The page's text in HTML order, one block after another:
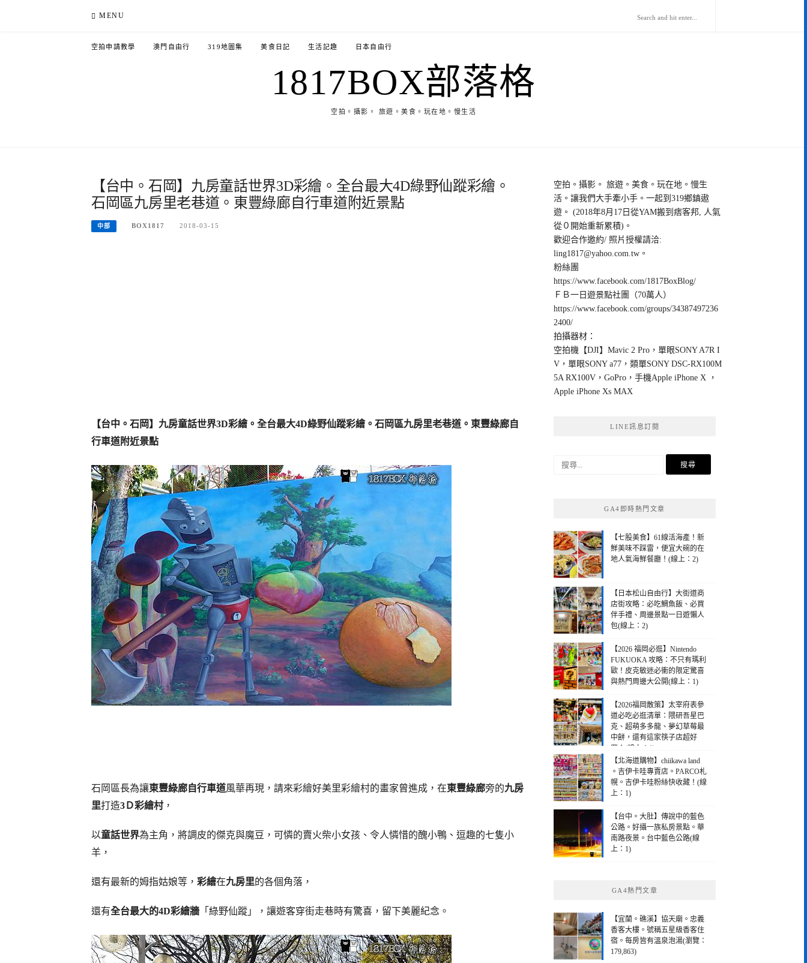
MENU
空拍申請教學 澳門自由行 319地圖集 美食日記 生活記趣 日本自由行
1817BOX部落格
空拍。攝影。 旅遊。美食。玩在地。慢生活
【台中。石岡】九房童話世界3D彩繪。全台最大4D綠野仙蹤彩繪。
石岡區九房里老巷道。東豐綠廊自行車道附近景點
中部 BOX1817 2018-03-15
【台中。石岡】九房童話世界3D彩繪。全台最大4D綠野仙蹤彩繪。石岡區九房里老巷道。東豐綠廊自
行車道附近景點
石岡區長為讓東豐綠廊自行車道風華再現，請來彩繪好美里彩繪村的畫家曾進成，在東豐綠廊旁的九房
里打造3Ｄ彩繪村，
以童話世界為主角，將調皮的傑克與魔豆，可憐的賣火柴小女孩、令人憐惜的醜小鴨、逗趣的七隻小
羊，
還有最新的姆指姑娘等， 彩繪在九房里的各個角落，
還有全台最大的4D彩繪牆 「綠野仙蹤」，讓遊客穿街走巷時有驚喜，留下美麗紀念。
空拍。攝影。 旅遊。美食。玩在地。慢生
活。讓我們大手牽小手。一起到319鄉鎮遨
遊。 (2018年8月17日從YAM搬到痞客邦, 人氣
從０開始重新累積)。
歡迎合作邀約/ 照片授權請洽:
ling1817@yahoo.com.tw 。
粉絲團
https://www.facebook.com/1817BoxBlog/
ＦＢ一日遊景點社團（70萬人）
https://www.facebook.com/groups/34387497236
2400/
拍攝器材：
空拍機【DJI】Mavic 2 Pro，單眼SONY A7R I
V，單眼SONY a77，類單SONY DSC-RX100M
5A RX100V，GoPro，手機Apple iPhone X ，
Apple iPhone Xs MAX
LINE訊息訂閱
搜
GA4即時熱門文章
【七股美食】61線活海產！新
鮮美味不踩雷，便宜大碗的在
地人氣海鮮餐廳！(線上：2)
【日本松山自由行】大街道商
店街攻略：必吃鯛魚飯、必買
伴手禮、周邊景點一日遊懶人
包(線上：2)
【2026 福岡必逛】Nintendo
FUKUOKA 攻略：不只有瑪利
歐！皮克敏迷必衝的限定驚喜
與熱門周邊大公開(線上：1)
【2026福岡散策】太宰府表參
道必吃必逛清單：隈研吾星巴
克、超萌多多龍、夢幻草莓最
中餅，還有這家筷子店超好
買！(線上：1)
【北海道購物】chiikawa land
。吉伊卡哇專賣店。PARCO札
幌。吉伊卡哇粉絲快收藏！(線
上：1)
【台中。大肚】傳說中的藍色
公路。好攝一族私房景點。華
南路夜景。台中藍色公路(線
上：1)
GA4熱門文章
【宜蘭。礁溪】協天廟。忠義
香客大樓。號稱五星級香客住
宿。每房皆有溫泉泡湯(瀏覽：
179,863)